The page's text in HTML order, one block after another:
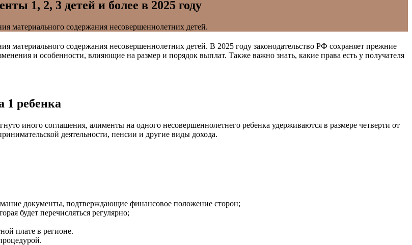
1, 2, 3 детей и более в 2025 году
материального содержания несовершеннолетних детей.
материального содержания несовершеннолетних детей. В 2025 году законодательство РФ сохраняет прежние
и особенности, влияющие на размер и порядок выплат. Также важно знать, какие права есть у получателя
1 ребенка
иного соглашения, алименты на одного несовершеннолетнего ребенка удерживаются в размере четверти от
деятельности, пенсии и другие виды дохода.
документы, подтверждающие финансовое положение сторон;
будет перечисляться регулярно;
плате в регионе.